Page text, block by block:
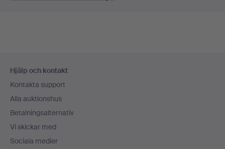
Hjälp och kontakt
Kontakta support
Alla auktionshus
Betalningsalternativ
Vi skickar med
Sociala medier